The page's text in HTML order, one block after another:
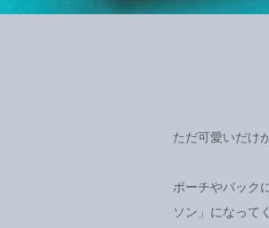
ただ可愛いだけ
ポーチやバック
ソン」になって